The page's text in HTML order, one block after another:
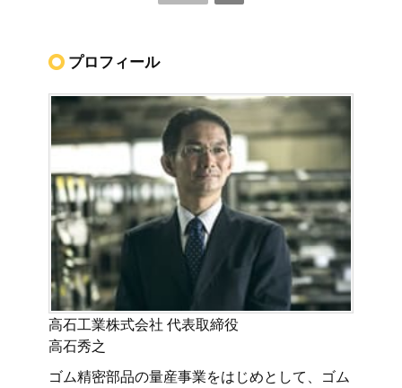
プロフィール
高石工業株式会社 代表取締役
高石秀之
ゴム精密部品の量産事業をはじめとして、ゴム